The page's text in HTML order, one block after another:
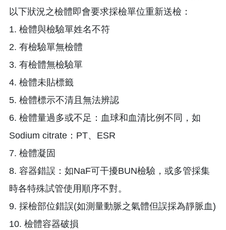
以下狀況之檢體即會要求採檢單位重新送檢：
1. 檢體與檢驗單姓名不符
2. 有檢驗單無檢體
3. 有檢體無檢驗單
4. 檢體未貼標籤
5. 檢體標示不清且無法辨認
6. 檢體量過多或不足：血球和血清比例不同，如
Sodium citrate：PT、ESR
7. 檢體凝固
8. 容器錯誤：如NaF可干擾BUN檢驗，或多管採集
時各特殊試管使用順序不對。
9. 採檢部位錯誤(如測量動脈之氣體但誤採為靜脈血)
10. 檢體容器破損